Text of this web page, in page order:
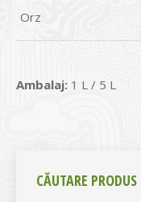
Orz
Ambalaj: 1 L / 5 L
CĂUTARE PRODUS